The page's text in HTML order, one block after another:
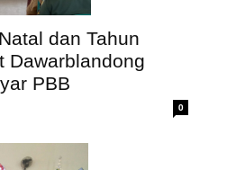
dan Tahun
Dawarblandong
PBB
0